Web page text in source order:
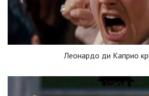
Леонардо ди Каприо